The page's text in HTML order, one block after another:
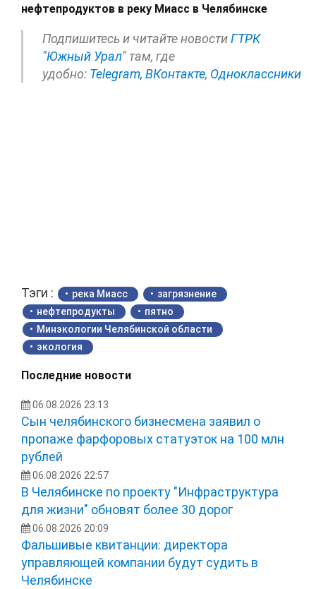
нефтепродуктов в реку Миасс в Челябинске
Подпишитесь и читайте новостиГТРК
"Южный Урал" там, где
удобно: Telegram, ВКонтакте, Одноклассники
Тэги : река Миасс
загрязнение
нефтепродукты
пятно
Минэкологии Челябинской области
экология
Последние новости
06.08.2026 23:13
Сын челябинского бизнесмена заявил о
пропаже фарфоровых статуэток на 100 млн
рублей
06.08.2026 22:57
В Челябинске по проекту "Инфраструктура
для жизни" обновят более 30 дорог
06.08.2026 20:09
Фальшивые квитанции: директора
управляющей компании будут судить в
Челябинске